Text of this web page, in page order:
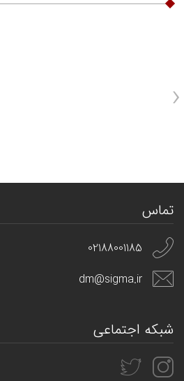
‹
تماس
02188001185
dm@sigma.ir
شبکه اجتماعی